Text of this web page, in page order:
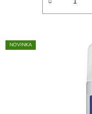
NOVINKA